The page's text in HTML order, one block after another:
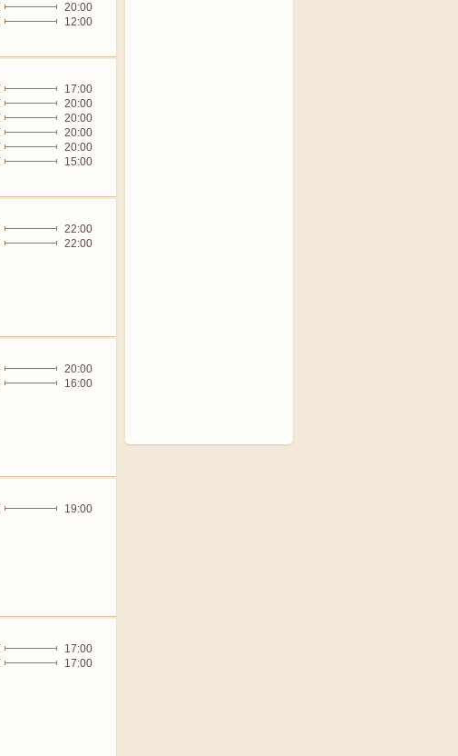
20:00
12:00
17:00
20:00
20:00
20:00
20:00
15:00
22:00
22:00
20:00
16:00
19:00
17:00
17:00